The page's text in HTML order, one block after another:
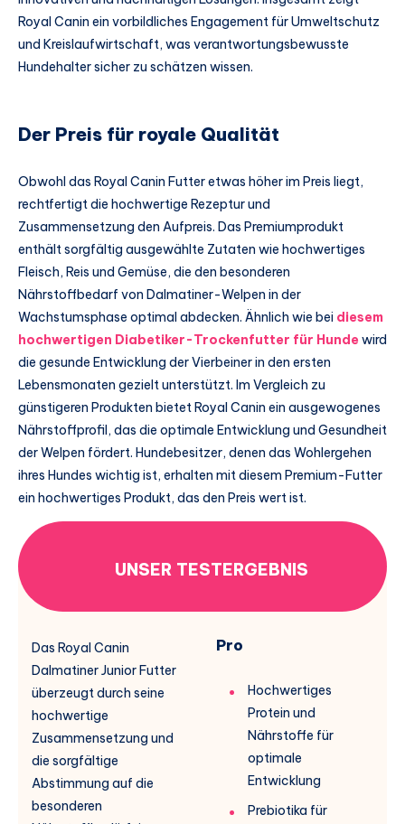
Royal Canin ein vorbildliches Engagement für Umweltschutz
und Kreislaufwirtschaft, was verantwortungsbewusste
Hundehalter sicher zu schätzen wissen.
Der Preis für royale Qualität
Obwohl das Royal Canin Futter etwas höher im Preis liegt,
rechtfertigt die hochwertige Rezeptur und
Zusammensetzung den Aufpreis. Das Premiumprodukt
enthält sorgfältig ausgewählte Zutaten wie hochwertiges
Fleisch, Reis und Gemüse, die den besonderen
Nährstoffbedarf von Dalmatiner-Welpen in der
Wachstumsphase optimal abdecken. Ähnlich wie bei diesem
hochwertigen Diabetiker-Trockenfutter für Hunde wird
die gesunde Entwicklung der Vierbeiner in den ersten
Lebensmonaten gezielt unterstützt. Im Vergleich zu
günstigeren Produkten bietet Royal Canin ein ausgewogenes
Nährstoffprofil, das die optimale Entwicklung und Gesundheit
der Welpen fördert. Hundebesitzer, denen das Wohlergehen
ihres Hundes wichtig ist, erhalten mit diesem Premium-Futter
ein hochwertiges Produkt, das den Preis wert ist.
UNSER TESTERGEBNIS
Das Royal Canin
Dalmatiner Junior Futter
überzeugt durch seine
hochwertige
Zusammensetzung und
die sorgfältige
Abstimmung auf die
besonderen
Pro
Hochwertiges
Protein und
Nährstoffe für
optimale
Entwicklung
Prebiotika für